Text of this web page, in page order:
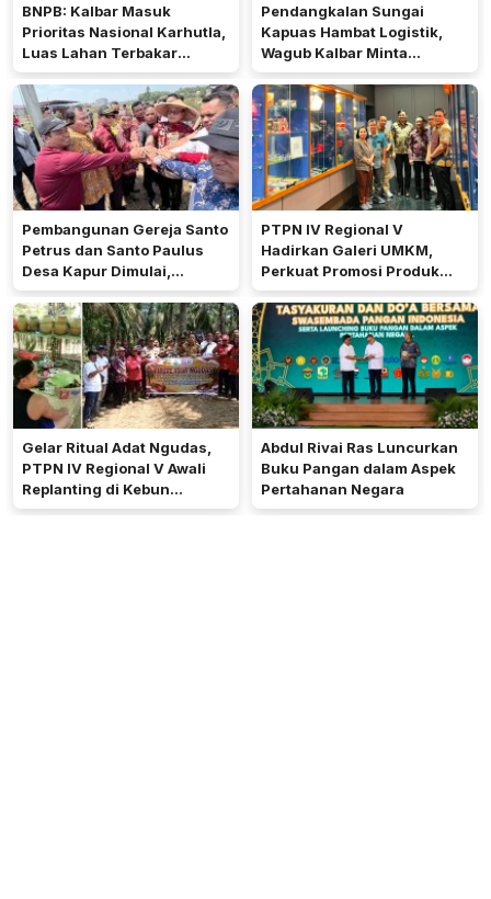
BNPB: Kalbar Masuk
Prioritas Nasional Karhutla,
Luas Lahan Terbakar
Peringkat Keempat
Pendangkalan Sungai
Kapuas Hambat Logistik,
Wagub Kalbar Minta
Pengerukan Diprioritaskan
Pembangunan Gereja Santo
Petrus dan Santo Paulus
Desa Kapur Dimulai,
Pemkab Kubu Raya Siapkan
Akses Jalan
PTPN IV Regional V
Hadirkan Galeri UMKM,
Perkuat Promosi Produk
Mitra Binaan Melalui Inovasi
Digital
Gelar Ritual Adat Ngudas,
PTPN IV Regional V Awali
Replanting di Kebun
Kembayan
Abdul Rivai Ras Luncurkan
Buku Pangan dalam Aspek
Pertahanan Negara